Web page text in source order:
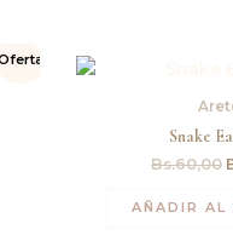
Snake
Bs.60,00
AÑADIR AL